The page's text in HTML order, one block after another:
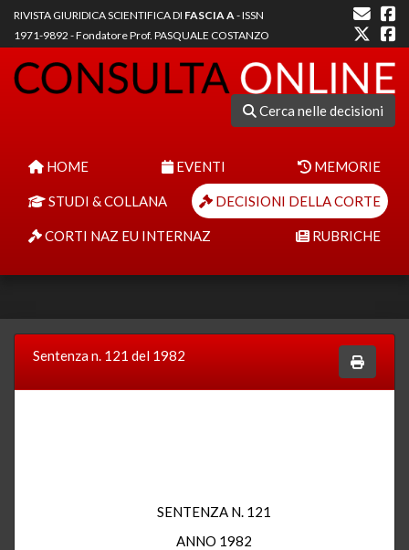
RIVISTA GIURIDICA SCIENTIFICA DI FASCIA A- ISSN
1971-9892 - Fondatore Prof. PASQUALE COSTANZO
Cerca nelle decisioni
HOME EVENTI MEMORIE
STUDI & COLLANA DECISIONI DELLA CORTE
CORTI NAZ EU INTERNAZ RUBRICHE
Sentenza n. 121 del 1982
SENTENZA N. 121
ANNO 1982